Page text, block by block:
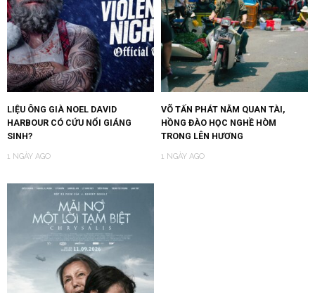
LIỆU ÔNG GIÀ NOEL DAVID
HARBOUR CÓ CỨU NỔI GIÁNG
SINH?
1 NGÀY AGO
VÕ TẤN PHÁT NẰM QUAN TÀI,
HỒNG ĐÀO HỌC NGHỀ HÒM
TRONG LÊN HƯƠNG
1 NGÀY AGO